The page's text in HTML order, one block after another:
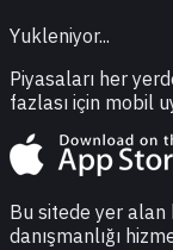
Yukleniyor...
Piyasaları her
fazlası için mobil
Bu sitede yer alan
danışmanlığı